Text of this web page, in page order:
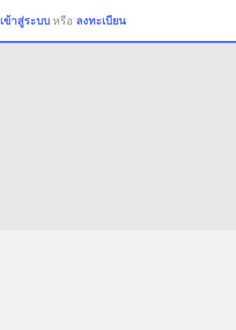
เข้าสู่ระบบ หรือ ลงทะเบียน